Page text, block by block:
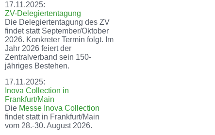
17.11.2025:
ZV-Delegiertentagung
Die Delegiertentagung des ZV
findet statt September/Oktober
2026. Konkreter Termin folgt. Im
Jahr 2026 feiert der
Zentralverband sein 150-
jähriges Bestehen.
17.11.2025:
Inova Collection in
Frankfurt/Main
Die Messe Inova Collection
findet statt in Frankfurt/Main
vom 28.-30. August 2026.